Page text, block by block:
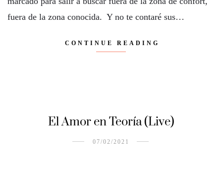
fuera de la zona conocida. Y no te contaré sus…
CONTINUE READING
El Amor en Teoría (Live)
07/02/2021